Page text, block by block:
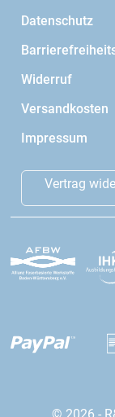
Datenschutz
Widerruf
Versandkosten
Impressum
Vertrag